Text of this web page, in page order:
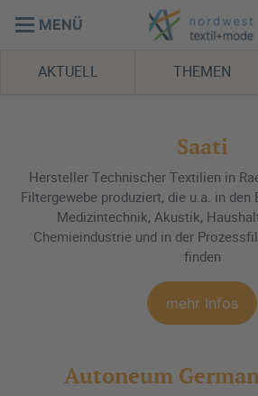
MENÜ
AKTUELL THEMEN
Saati
Hersteller Technischer Textilien in
Filtergewebe produziert, die u.a. in
Medizintechnik, Akustik,
Chemieindustrie und in der
finden
mehr Infos
Autoneum